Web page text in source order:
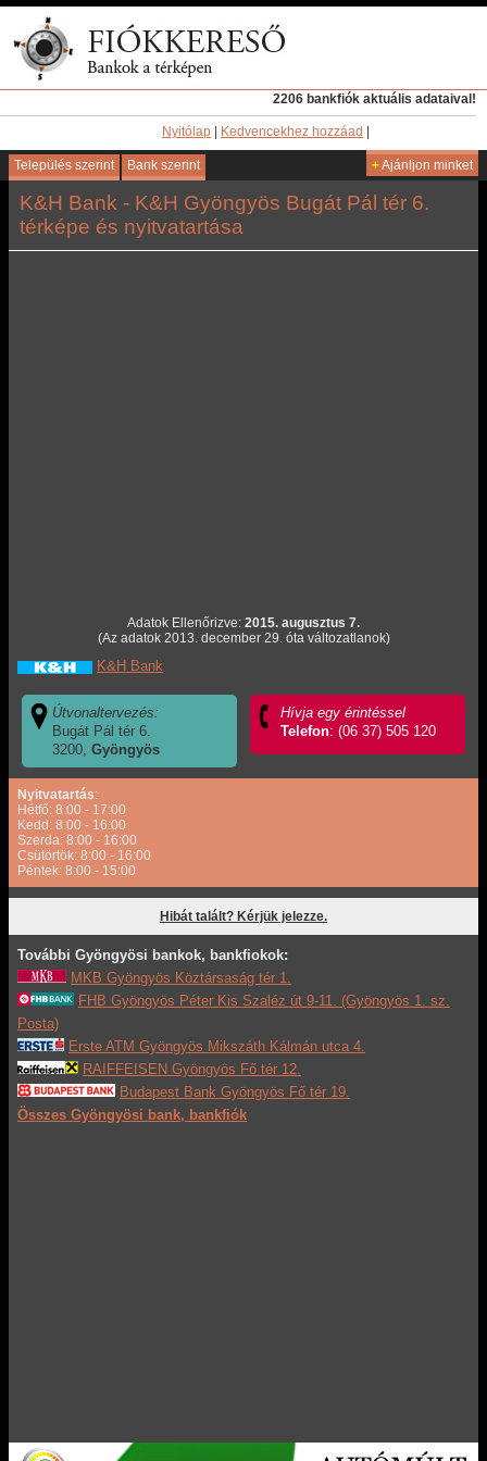
2206 bankfiók aktuális adataival!
Nyitólap Kedvencekhez hozzáad
Település szerint Bank szerint +Ajánljon minket
K&H Bank - K&H Gyöngyös Bugát Pál tér 6.
térképe és nyitvatartása
Adatok Ellenőrizve: 2015. augusztus 7.
(Az adatok 2013. december 29. óta változatlanok)
K&H Bank
Útvonaltervezés:
Bugát Pál tér 6.
3200,Gyöngyös
Hívja egy érintéssel
Telefon: (06 37) 505 120
Nyitvatartás:
Hétfő: 8:00 - 17:00
Kedd: 8:00 - 16:00
Szerda: 8:00 - 16:00
Csütörtök: 8:00 - 16:00
Péntek: 8:00 - 15:00
Hibát talált? Kérjük jelezze.
További Gyöngyösi bankok, bankfiokok:
MKB Gyöngyös Köztársaság tér 1.
FHB Gyöngyös Péter Kis Szaléz út 9-11. (Gyöngyös 1. sz.
Posta)
Erste ATM Gyöngyös Mikszáth Kálmán utca 4.
RAIFFEISEN Gyöngyös Fő tér 12.
Budapest Bank Gyöngyös Fő tér 19.
Összes Gyöngyösi bank, bankfiók